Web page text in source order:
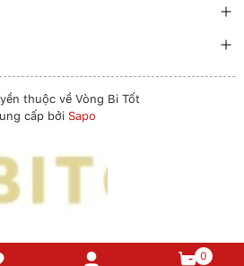
0
thuộc về Vòng Bi Tốt
cấp bởi Sapo